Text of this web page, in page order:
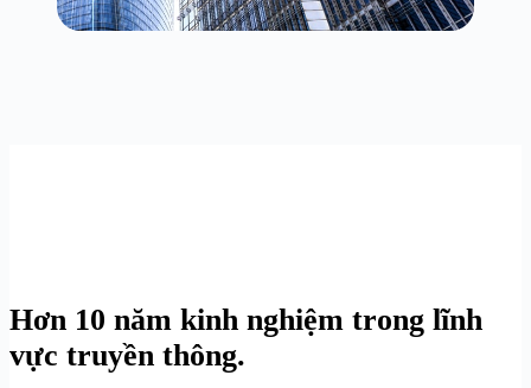
Hơn 10 năm kinh nghiệm trong lĩnh
vực truyền thông.